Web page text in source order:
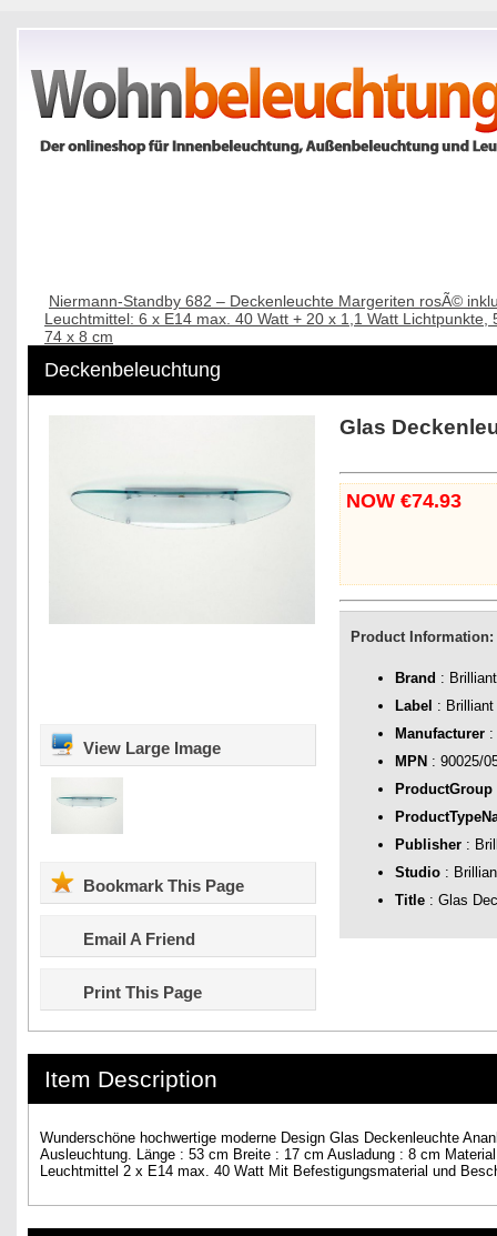
Niermann-Standby 682 – Deckenleuchte Margeriten rosÃ©
Leuchtmittel: 6 x E14 max. 40 Watt + 20 x 1,1 Watt Lichtpunkte,
74 x 8 cm
Deckenbeleuchtung
View Large Image
Bookmark This Page
Email A Friend
Print This Page
Glas
NOW €74.93
Product Information:
Brand : Brilliant
Label : Brilliant
Manufacturer :
MPN : 90025/
ProductGroup
Publisher :
Studio :
Title : Glas
Item Description
Wunderschöne hochwertige moderne Design Glas Deckenleuchte
Ausleuchtung. Länge : 53 cm Breite : 17 cm Ausladung : 8 cm
Leuchtmittel 2 x E14 max. 40 Watt Mit Befestigungsmaterial und